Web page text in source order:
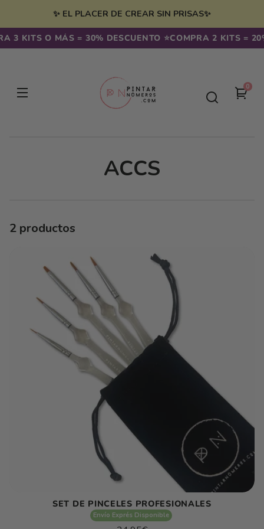
✨ EL PLACER DE CREAR SIN PRISAS✨
3 KITS O MÁS = 30% DESCUENTO ⭐️COMPRA 2 KITS =
Tu
00
C
C
C
I
Ó
N
:
ACCS
2 productos
SET DE PINCELES PROFESIONALES
Envío Exprés Disponible